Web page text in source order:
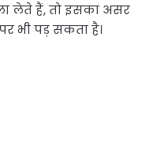
लेते हैं, तो इसका असर
भी पड़ सकता है।